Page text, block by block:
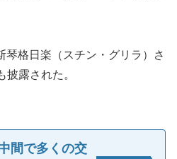
格日楽（スチン・グリラ）さ
露された。
間で多くの交